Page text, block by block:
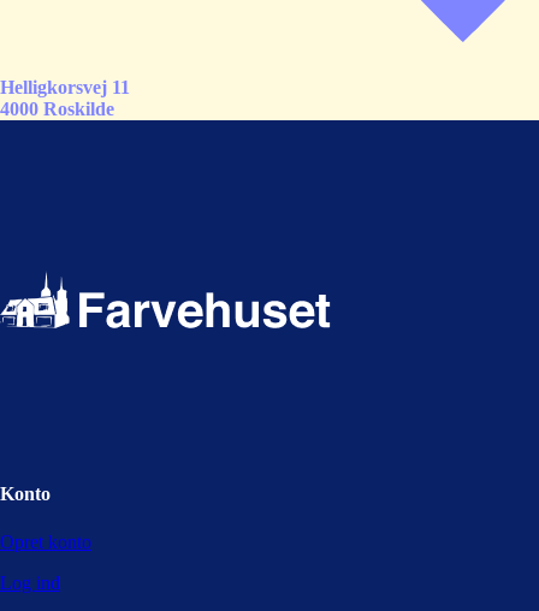
Helligkorsvej 11
4000 Roskilde
Konto
Opret konto
Log ind